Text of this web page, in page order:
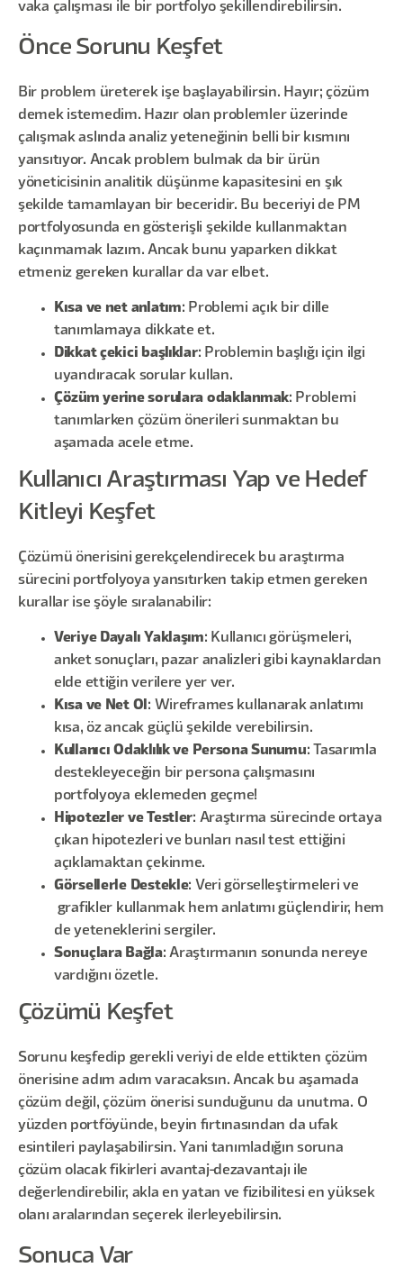
vaka çalışması ile bir portfolyo şekillendirebilirsin.
Önce Sorunu Keşfet
Bir problem üreterek işe başlayabilirsin. Hayır; çözüm
demek istemedim. Hazır olan problemler üzerinde
çalışmak aslında analiz yeteneğinin belli bir kısmını
yansıtıyor. Ancak problem bulmak da bir ürün
yöneticisinin analitik düşünme kapasitesini en şık
şekilde tamamlayan bir beceridir. Bu beceriyi de PM
portfolyosunda en gösterişli şekilde kullanmaktan
kaçınmamak lazım. Ancak bunu yaparken dikkat
etmeniz gereken kurallar da var elbet.
Kısa ve net anlatım: Problemi açık bir dille
tanımlamaya dikkate et.
Dikkat çekici başlıklar: Problemin başlığı için ilgi
uyandıracak sorular kullan.
Çözüm yerine sorulara odaklanmak: Problemi
tanımlarken çözüm önerileri sunmaktan bu
aşamada acele etme.
Kullanıcı Araştırması Yap ve Hedef
Kitleyi Keşfet
Çözümü önerisini gerekçelendirecek bu araştırma
sürecini portfolyoya yansıtırken takip etmen gereken
kurallar ise şöyle sıralanabilir:
Veriye Dayalı Yaklaşım: Kullanıcı görüşmeleri,
anket sonuçları, pazar analizleri gibi kaynaklardan
elde ettiğin verilere yer ver.
Kısa ve Net Ol : Wireframes kullanarak anlatımı
kısa, öz ancak güçlü şekilde verebilirsin.
Kullanıcı Odaklılık ve Persona Sunumu: Tasarımla
destekleyeceğin bir persona çalışmasını
portfolyoya eklemeden geçme!
Hipotezler ve Testler: Araştırma sürecinde ortaya
çıkan hipotezleri ve bunları nasıl test ettiğini
açıklamaktan çekinme.
Görsellerle Destekle: Veri görselleştirmeleri ve
grafikler kullanmak hem anlatımı güçlendirir, hem
de yeteneklerini sergiler.
Sonuçlara Bağla: Araştırmanın sonunda nereye
vardığını özetle.
Çözümü Keşfet
Sorunu keşfedip gerekli veriyi de elde ettikten çözüm
önerisine adım adım varacaksın. Ancak bu aşamada
çözüm değil, çözüm önerisi sunduğunu da unutma. O
yüzden portföyünde, beyin fırtınasından da ufak
esintileri paylaşabilirsin. Yani tanımladığın soruna
çözüm olacak fikirleri avantaj-dezavantajı ile
değerlendirebilir, akla en yatan ve fizibilitesi en yüksek
olanı aralarından seçerek ilerleyebilirsin.
Sonuca Var